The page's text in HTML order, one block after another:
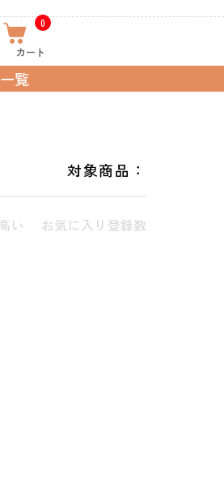
0
カート
覧
対象商品：
い お気に入り登録数